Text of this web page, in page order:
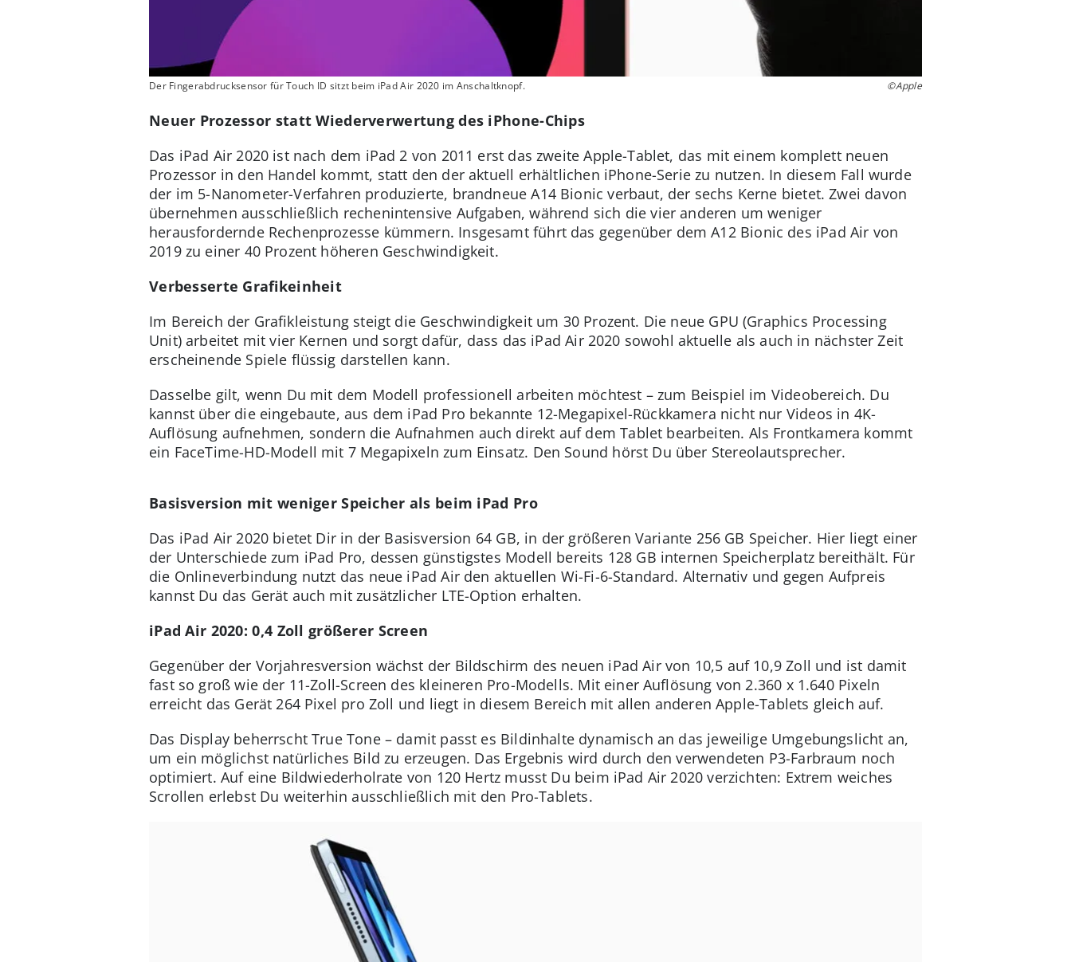
Der Fingerabdrucksensor für Touch ID sitzt beim iPad Air 2020 im Anschaltknopf. ©Apple
Neuer Prozessor statt Wiederverwertung des iPhone-Chips
Das iPad Air 2020 ist nach dem iPad 2 von 2011 erst das zweite Apple-Tablet, das mit einem komplett neuen
Prozessor in den Handel kommt, statt den der aktuell erhältlichen iPhone-Serie zu nutzen. In diesem Fall wurde
der im 5-Nanometer-Verfahren produzierte, brandneue A14 Bionic verbaut, der sechs Kerne bietet. Zwei davon
übernehmen ausschließlich rechenintensive Aufgaben, während sich die vier anderen um weniger
herausfordernde Rechenprozesse kümmern. Insgesamt führt das gegenüber dem A12 Bionic des iPad Air von
2019 zu einer 40 Prozent höheren Geschwindigkeit.
Verbesserte Grafikeinheit
Im Bereich der Grafikleistung steigt die Geschwindigkeit um 30 Prozent. Die neue GPU (Graphics Processing
Unit) arbeitet mit vier Kernen und sorgt dafür, dass das iPad Air 2020 sowohl aktuelle als auch in nächster Zeit
erscheinende Spiele flüssig darstellen kann.
Dasselbe gilt, wenn Du mit dem Modell professionell arbeiten möchtest – zum Beispiel im Videobereich. Du
kannst über die eingebaute, aus dem iPad Pro bekannte 12-Megapixel-Rückkamera nicht nur Videos in 4K-
Auflösung aufnehmen, sondern die Aufnahmen auch direkt auf dem Tablet bearbeiten. Als Frontkamera kommt
ein FaceTime-HD-Modell mit 7 Megapixeln zum Einsatz. Den Sound hörst Du über Stereolautsprecher.
Basisversion mit weniger Speicher als beim iPad Pro
Das iPad Air 2020 bietet Dir in der Basisversion 64 GB, in der größeren Variante 256 GB Speicher. Hier liegt einer
der Unterschiede zum iPad Pro, dessen günstigstes Modell bereits 128 GB internen Speicherplatz bereithält. Für
die Onlineverbindung nutzt das neue iPad Air den aktuellen Wi-Fi-6-Standard. Alternativ und gegen Aufpreis
kannst Du das Gerät auch mit zusätzlicher LTE-Option erhalten.
iPad Air 2020: 0,4 Zoll größerer Screen
Gegenüber der Vorjahresversion wächst der Bildschirm des neuen iPad Air von 10,5 auf 10,9 Zoll und ist damit
fast so groß wie der 11-Zoll-Screen des kleineren Pro-Modells. Mit einer Auflösung von 2.360 x 1.640 Pixeln
erreicht das Gerät 264 Pixel pro Zoll und liegt in diesem Bereich mit allen anderen Apple-Tablets gleich auf.
Das Display beherrscht True Tone – damit passt es Bildinhalte dynamisch an das jeweilige Umgebungslicht an,
um ein möglichst natürliches Bild zu erzeugen. Das Ergebnis wird durch den verwendeten P3-Farbraum noch
optimiert. Auf eine Bildwiederholrate von 120 Hertz musst Du beim iPad Air 2020 verzichten: Extrem weiches
Scrollen erlebst Du weiterhin ausschließlich mit den Pro-Tablets.